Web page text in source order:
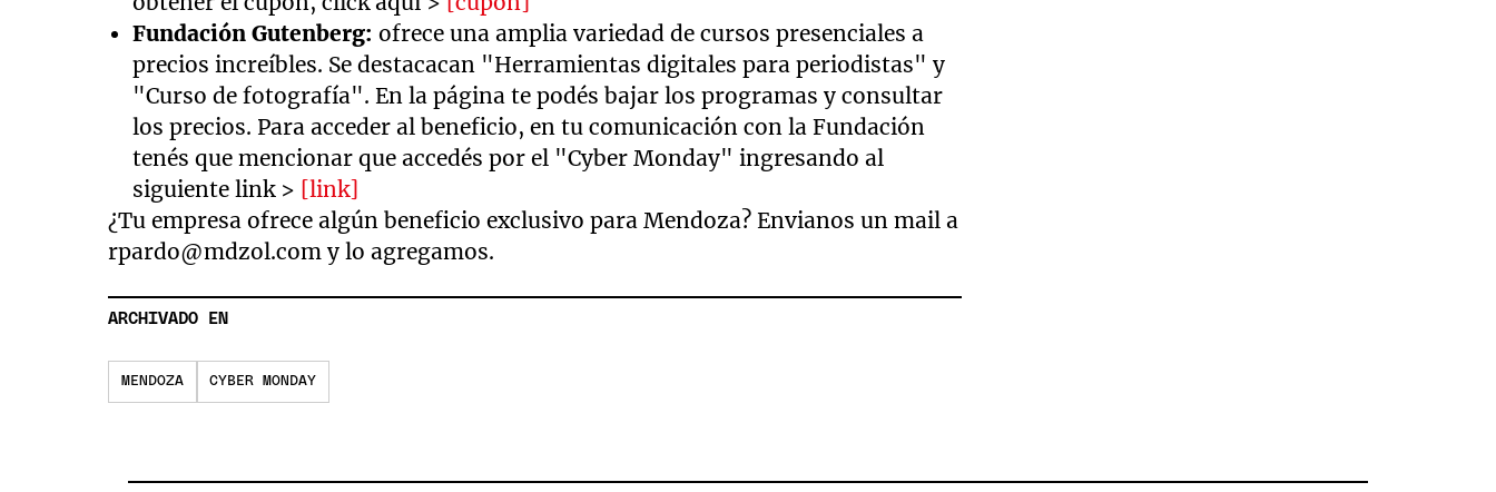
Fundación Gutenberg: ofrece una amplia variedad de cursos presenciales a
precios increíbles. Se destacacan "Herramientas digitales para periodistas" y
"Curso de fotografía". En la página te podés bajar los programas y consultar
los precios. Para acceder al beneficio, en tu comunicación con la Fundación
tenés que mencionar que accedés por el "Cyber Monday" ingresando al
siguiente link > [link]
¿Tu empresa ofrece algún beneficio exclusivo para Mendoza? Envianos un mail a
rpardo@mdzol.com y lo agregamos.
ARCHIVADO EN
MENDOZA CYBER MONDAY